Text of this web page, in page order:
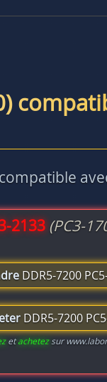
2133 (PC3-
DDR5-7200
DDR5-7200
etachetezsur